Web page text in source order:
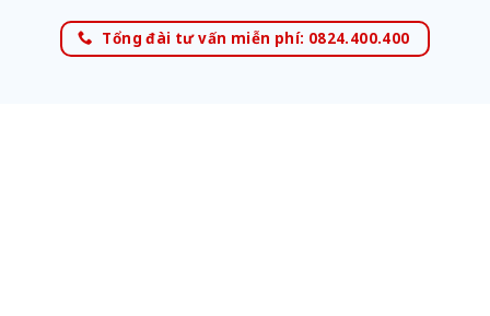
Tổng đài tư vấn miễn phí: 0824.400.400